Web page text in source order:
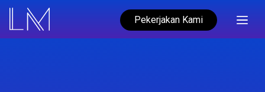
Pekerjakan Kami